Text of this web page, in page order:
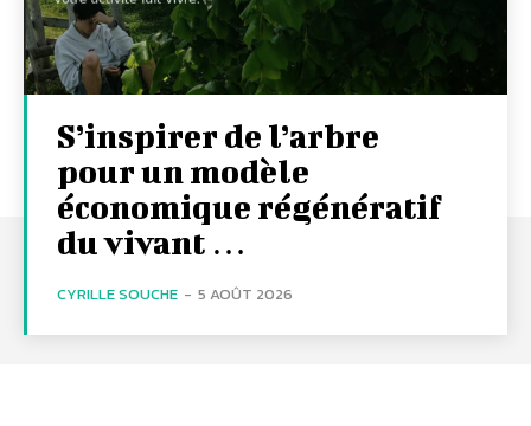
S’inspirer de l’arbre
pour un modèle
économique régénératif
du vivant …
CYRILLE SOUCHE - 5 AOÛT 2026